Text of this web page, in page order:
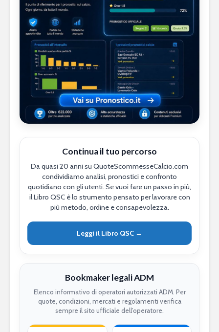
Continua il tuo percorso
Da quasi 20 anni su QuoteScommesseCalcio.com
condividiamo analisi, pronostici e confronto
quotidiano con gli utenti. Se vuoi fare un passo in più,
il Libro QSC è lo strumento pensato per lavorare con
più metodo, ordine e consapevolezza.
Leggi il Libro QSC →
Bookmaker legali ADM
Elenco informativo di operatori autorizzati ADM. Per
quote, condizioni, mercati e regolamenti verifica
sempre il sito ufficiale dell’operatore.